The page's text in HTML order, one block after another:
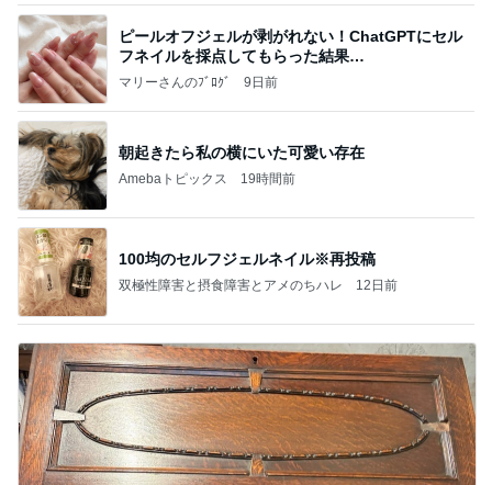
ピールオフジェルが剥がれない！ChatGPTにセル
フネイルを採点してもらった結果…
マリーさんのﾌﾞﾛｸﾞ 9日前
朝起きたら私の横にいた可愛い存在
Amebaトピックス 19時間前
100均のセルフジェルネイル※再投稿
双極性障害と摂食障害とアメのちハレ 12日前